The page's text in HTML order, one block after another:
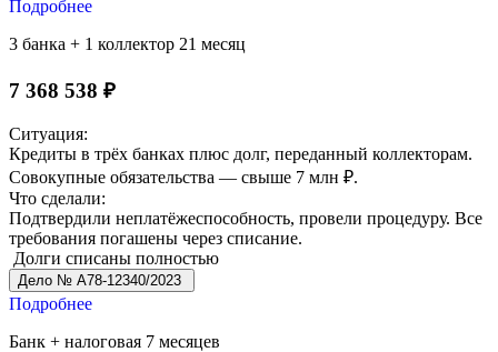
Подробнее
3 банка + 1 коллектор 21 месяц
7 368 538 ₽
Ситуация:
Кредиты в трёх банках плюс долг, переданный коллекторам.
Совокупные обязательства — свыше 7 млн ₽.
Что сделали:
Подтвердили неплатёжеспособность, провели процедуру. Все
требования погашены через списание.
Долги списаны полностью
Дело № А78-12340/2023
Подробнее
Банк + налоговая 7 месяцев